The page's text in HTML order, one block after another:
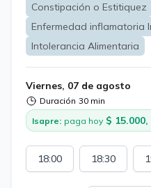
diagnostica y terapaeutica
Constipación o Estitiquez
Enfermedad inflamatoria
Intolerancia Alimentaria
Viernes, 07 de agosto
Duración 30 min
Isapre: paga hoy $ 15.000,
18:00 18:30